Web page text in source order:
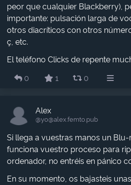
peor que cualquier Blackberry),
importante: pulsación larga de
otros diacríticos con otros
ç, etc.
El teléfono Clicks de repente
0
1 0
Alex
@yo​@alex.femto.pub
Si llega a vuestras manos un
funciona vuestro proceso para
ordenador, no entréis en pánico
En su momento, os bajasteis